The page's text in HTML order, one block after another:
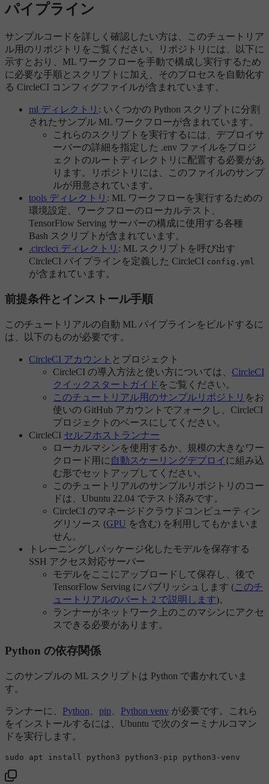
パイプライン
サンプルコードを詳しく確認したい方は、このチュートリア
ル用のリポジトリをご覧ください。リポジトリには、以下に
示すとおり、ML ワークフローを手動で構成し実行するため
に必要な手順とスクリプトに加え、そのプロセスを自動化す
る CircleCI コンフィグファイルが含まれています。
ml ディレクトリ : いくつかの Python スクリプトに分割
されたサンプル ML ワークフローが含まれています。
これらのスクリプトを実行するには、デプロイサ
ーバーの詳細を指定した .env ファイルをプロジ
ェクトのルートディレクトリに配置する必要があ
ります。リポジトリには、このファイルのサンプ
ルが用意されています。
tools ディレクトリ : ML ワークフローを実行するための
環境設定、ワークフローのローカルテスト、
TensorFlow Serving サーバーの構成に使用する各種
Bash スクリプトが含まれています。
.circleci ディレクトリ : ML スクリプトを呼び出す
CircleCI パイプラインを定義した CircleCI config.yml
が含まれています。
前提条件とインストール手順
このチュートリアルの自動 ML パイプラインをビルドするに
は、以下のものが必要です。
CircleCI アカウント とプロジェクト
CircleCI の導入方法と使い方については、 CircleCI
クイックスタートガイド をご覧ください。
このチュートリアル用のサンプルリポジトリ をお
使いの GitHub アカウントでフォークし、CircleCI
プロジェクトのベースにしてください。
CircleCI セルフホストランナー
ローカルマシンを使用するか、規模の大きなワー
クロード用に 自動スケーリングデプロイ に組み込
む形でセットアップしてください。
このチュートリアルのサンプルリポジトリのコー
ドは、Ubuntu 22.04 でテスト済みです。
CircleCI のマネージドクラウドコンピューティン
グリソース (GPU を含む) を利用してもかまいま
せん。
トレーニングしパッケージ化したモデルを保存する
SSH アクセス対応サーバー
モデルをここにアップロードして保存し、後で
TensorFlow Serving にパブリッシュします (このチ
ュートリアルのパート 2 で説明します)。
ランナーがネットワーク上のこのマシンにアクセ
スできる必要があります。
Python の依存関係
このサンプルの ML スクリプトは Python で書かれていま
す。
ランナーに、 Python pip Python venv が必要です。これら
をインストールするには、Ubuntu で次のターミナルコマン
ドを実行します。
sudo